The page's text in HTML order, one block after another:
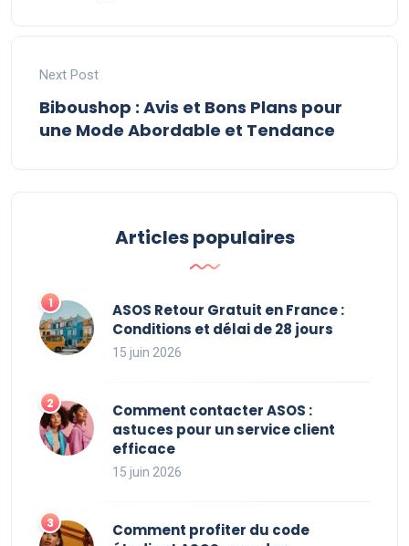
Next Post
Biboushop : Avis et Bons Plans pour
une Mode Abordable et Tendance
Articles populaires
ASOS Retour Gratuit en France :
Conditions et délai de 28 jours
15 juin 2026
Comment contacter ASOS :
astuces pour un service client
efficace
15 juin 2026
Comment profiter du code